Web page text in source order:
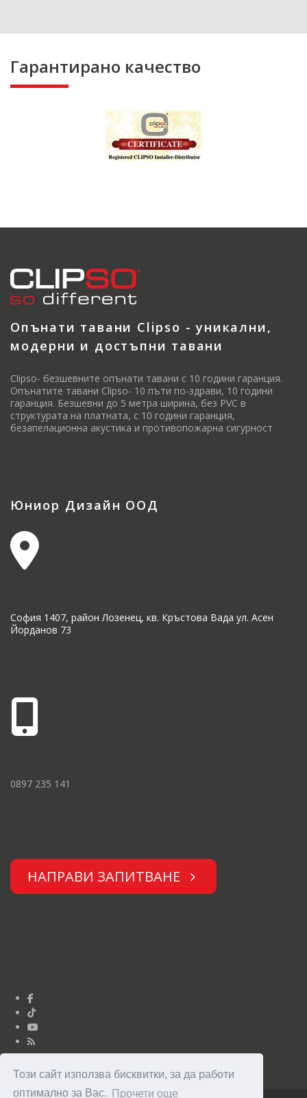
Този сайт използва бисквитки, за да работи
оптимално за Вас.
Прочети още
Гарантирано качество
Опънати тавани Clipso - уникални,
модерни и достъпни тавани
Clipso- безшевните опънати тавани с 10 години гаранция.
Опънатите тавани Clipso- 10 пъти по-здрави, 10 години
гаранция. Безшевни до 5 метра ширина, без PVC в
структурата на платната, с 10 години гаранция,
безапелационна акустика и противопожарна сигурност
Юниор Дизайн ООД
София 1407, район Лозенец, кв. Кръстова Вада ул. Асен
Йорданов 73
0897 235 141
НАПРАВИ ЗАПИТВАНЕ